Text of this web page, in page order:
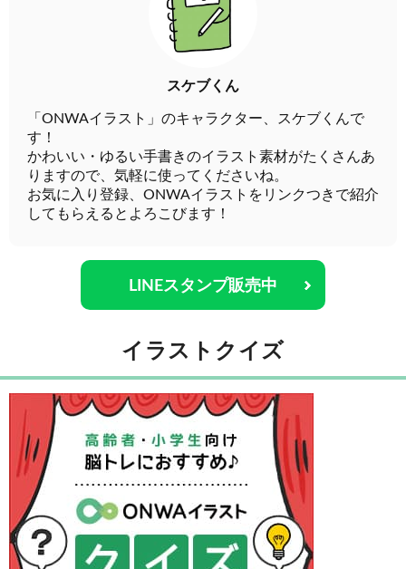
スケブくん
「ONWAイラスト」のキャラクター、スケブくんで
す！
かわいい・ゆるい手書きのイラスト素材がたくさんあ
りますので、気軽に使ってくださいね。
お気に入り登録、ONWAイラストをリンクつきで紹介
してもらえるとよろこびます！
LINEスタンプ販売中
イラストクイズ